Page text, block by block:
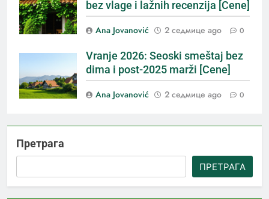
bez vlage i lažnih recenzija [Cene]
Ana Jovanović 2 седмице ago 0
Vranje 2026: Seoski smeštaj bez
dima i post-2025 marži [Cene]
Ana Jovanović 2 седмице ago 0
Претрага
ПРЕТРАГА